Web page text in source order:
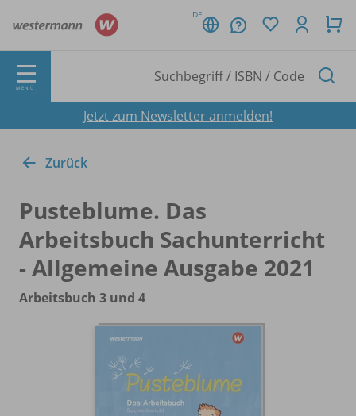
DE
MENÜ
Jetzt zum Newsletter anmelden!
Zurück
Pusteblume. Das
Arbeitsbuch Sachunterricht
- Allgemeine Ausgabe 2021
Arbeitsbuch 3 und 4